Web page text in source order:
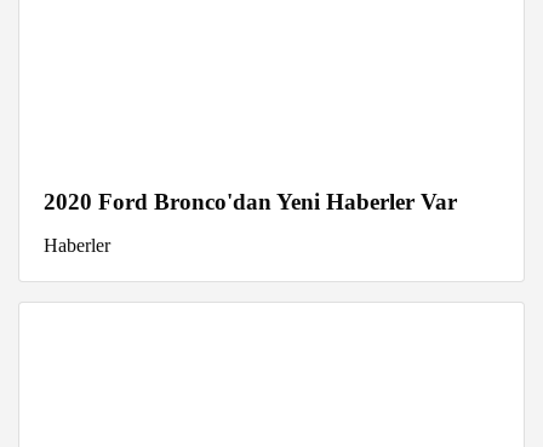
2020 Ford Bronco'dan Yeni Haberler Var
Haberler